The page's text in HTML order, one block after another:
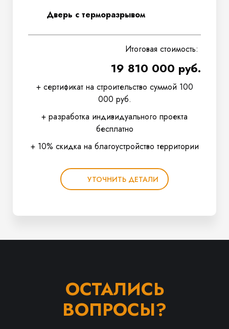
Дверь с терморазрывом
Итоговая стоимость:
19 810 000 руб.
+ сертификат на строительство суммой 100
000 руб.
+ разработка индивидуального проекта
бесплатно
+ 10% скидка на благоустройство территории
УТОЧНИТЬ ДЕТАЛИ
ОСТАЛИСЬ
ВОПРОСЫ?